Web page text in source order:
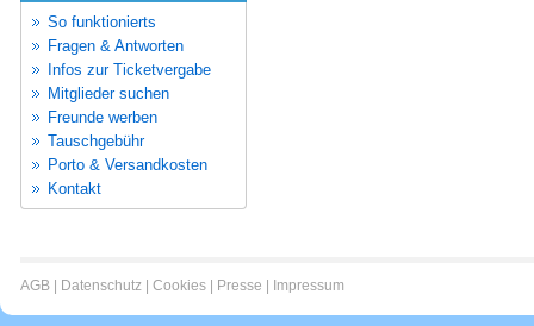
So funktionierts
Fragen & Antworten
Infos zur Ticketvergabe
Mitglieder suchen
Freunde werben
Tauschgebühr
Porto & Versandkosten
Kontakt
AGB | Datenschutz | Cookies | Presse | Impressum